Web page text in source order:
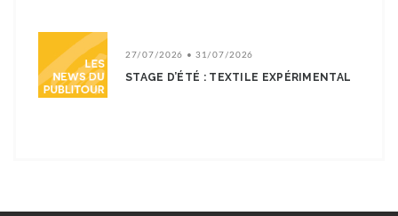
27/07/2026 • 31/07/2026
STAGE D’ÉTÉ : TEXTILE EXPÉRIMENTAL